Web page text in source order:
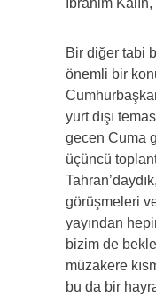
İbrahim
Bir diğer tabi
önemli bir
yurt dışı
gecen Cuma
üçüncü
görüşmeleri
yayından
bizim de
müzakere
bu da bir